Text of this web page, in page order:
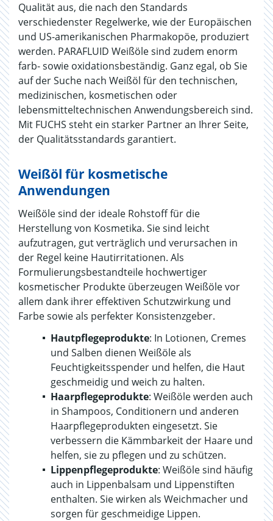
Qualität aus, die nach den Standards
verschiedenster Regelwerke, wie der Europäischen
und US-amerikanischen Pharmakopöe, produziert
werden. PARAFLUID Weißöle sind zudem enorm
farb- sowie oxidationsbeständig. Ganz egal, ob Sie
auf der Suche nach Weißöl für den technischen,
medizinischen, kosmetischen oder
lebensmitteltechnischen Anwendungsbereich sind.
Mit FUCHS steht ein starker Partner an Ihrer Seite,
der Qualitätsstandards garantiert.
Weißöl für kosmetische
Anwendungen
Weißöle sind der ideale Rohstoff für die
Herstellung von Kosmetika. Sie sind leicht
aufzutragen, gut verträglich und verursachen in
der Regel keine Hautirritationen. Als
Formulierungsbestandteile hochwertiger
kosmetischer Produkte überzeugen Weißöle vor
allem dank ihrer effektiven Schutzwirkung und
Farbe sowie als perfekter Konsistenzgeber.
Hautpflegeprodukte: In Lotionen, Cremes
und Salben dienen Weißöle als
Feuchtigkeitsspender und helfen, die Haut
geschmeidig und weich zu halten.
Haarpflegeprodukte: Weißöle werden auch
in Shampoos, Conditionern und anderen
Haarpflegeprodukten eingesetzt. Sie
verbessern die Kämmbarkeit der Haare und
helfen, sie zu pflegen und zu schützen.
Lippenpflegeprodukte: Weißöle sind häufig
auch in Lippenbalsam und Lippenstiften
enthalten. Sie wirken als Weichmacher und
sorgen für geschmeidige Lippen.